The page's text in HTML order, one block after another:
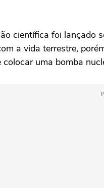
científica foi lançado
a vida terrestre,
uma bomba